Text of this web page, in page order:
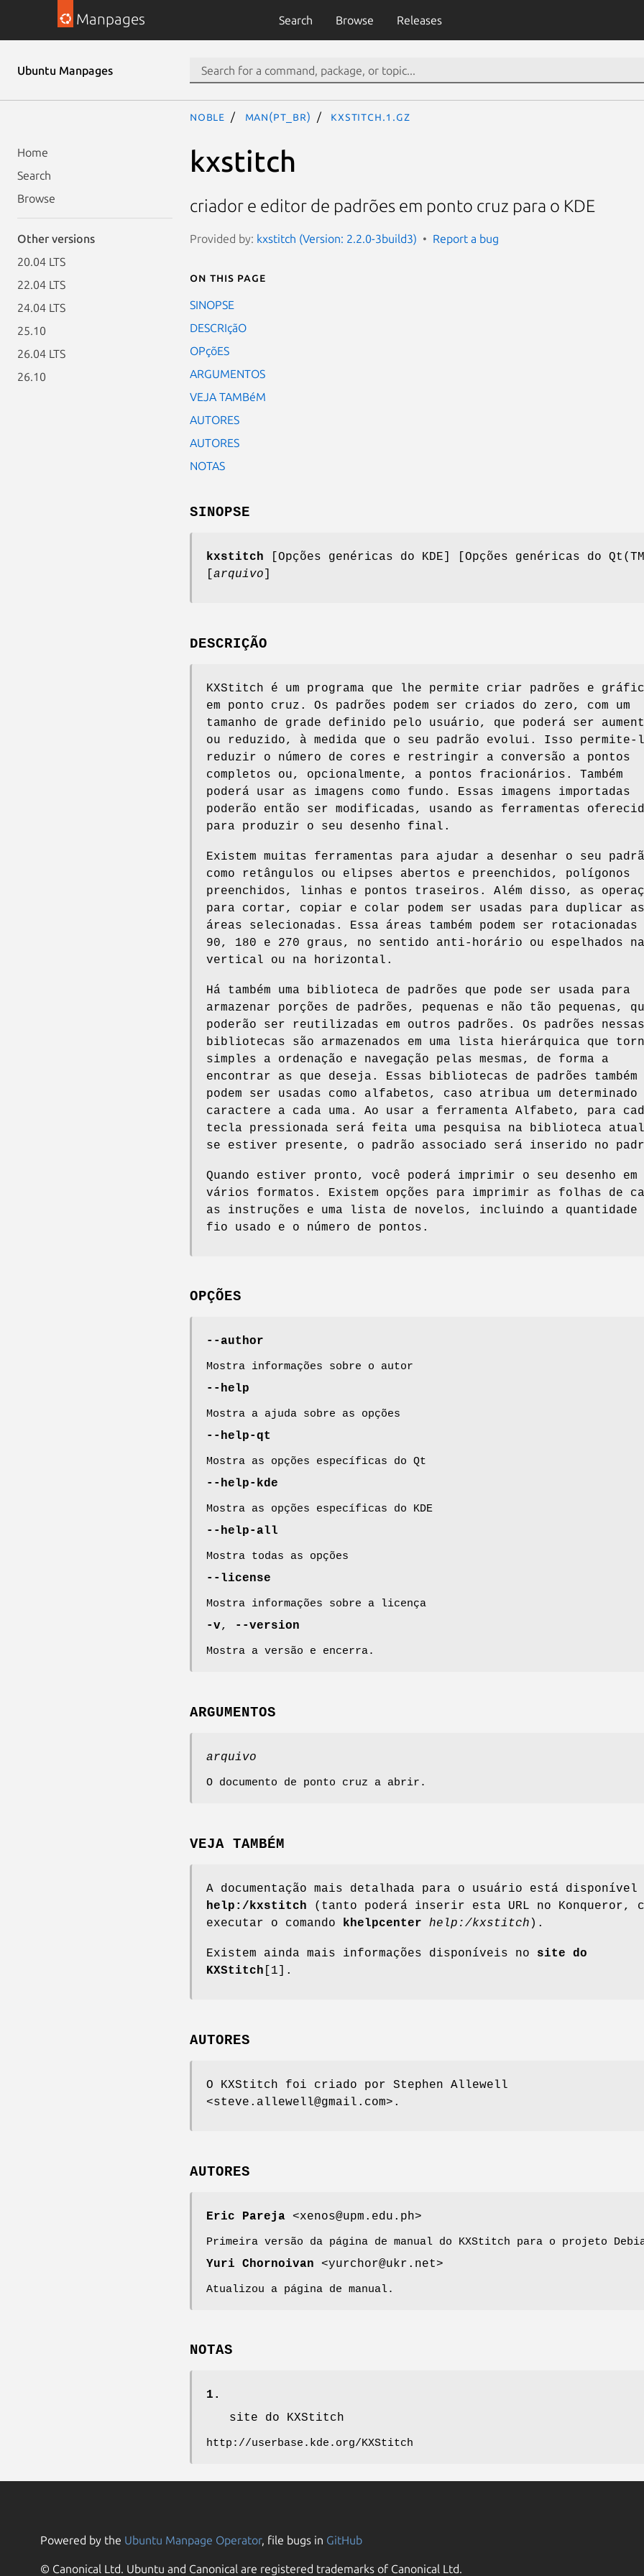
Manpages Search Browse Releases
Ubuntu Manpages
Home
Search
Browse
Other versions
20.04 LTS
22.04 LTS
24.04 LTS
25.10
26.04 LTS
26.10
noble man(pt_BR) kxstitch.1.gz
kxstitch
criador e editor de padrões em ponto cruz para o KDE
Provided by: kxstitch (Version: 2.2.0-3build3) Report a bug
On this page
SINOPSE
DESCRIçãO
OPçõES
ARGUMENTOS
VEJA TAMBéM
AUTORES
AUTORES
NOTAS
SINOPSE
kxstitch [Opções genéricas do KDE] [Opções genéricas do
arquivo
DESCRIÇÃO
KXStitch é um programa que lhe permite criar padrões e
em ponto cruz. Os padrões podem ser criados do zero, com um
tamanho de grade definido pelo usuário, que poderá ser
ou reduzido, à medida que o seu padrão evolui. Isso permite-
reduzir o número de cores e restringir a conversão a pontos
completos ou, opcionalmente, a pontos fracionários. Também
poderá usar as imagens como fundo. Essas imagens importadas
poderão então ser modificadas, usando as ferramentas
para produzir o seu desenho final.
Existem muitas ferramentas para ajudar a desenhar o seu
como retângulos ou elipses abertos e preenchidos, polígonos
preenchidos, linhas e pontos traseiros. Além disso, as
para cortar, copiar e colar podem ser usadas para duplicar as
áreas selecionadas. Essa áreas também podem ser rotacionadas
90, 180 e 270 graus, no sentido anti-horário ou espelhados na
vertical ou na horizontal.
Há também uma biblioteca de padrões que pode ser usada para
armazenar porções de padrões, pequenas e não tão pequenas,
poderão ser reutilizadas em outros padrões. Os padrões nessas
bibliotecas são armazenados em uma lista hierárquica que
simples a ordenação e navegação pelas mesmas, de forma a
encontrar as que deseja. Essas bibliotecas de padrões também
podem ser usadas como alfabetos, caso atribua um determinado
caractere a cada uma. Ao usar a ferramenta Alfabeto, para
tecla pressionada será feita uma pesquisa na biblioteca
se estiver presente, o padrão associado será inserido no
Quando estiver pronto, você poderá imprimir o seu desenho em
vários formatos. Existem opções para imprimir as folhas de
as instruções e uma lista de novelos, incluindo a quantidade
fio usado e o número de pontos.
OPÇÕES
--author
Mostra informações sobre o autor
--help
Mostra a ajuda sobre as opções
--help-qt
Mostra as opções específicas do Qt
--help-kde
Mostra as opções específicas do KDE
--help-all
Mostra todas as opções
--license
Mostra informações sobre a licença
-v, --version
Mostra a versão e encerra.
ARGUMENTOS
arquivo
O documento de ponto cruz a abrir.
VEJA TAMBÉM
A documentação mais detalhada para o usuário está disponível
help:/kxstitch (tanto poderá inserir esta URL no Konqueror,
executar o comando khelpcenter help:/kxstitch ).
Existem ainda mais informações disponíveis no site do
KXStitch [1].
AUTORES
O KXStitch foi criado por Stephen Allewell
<steve.allewell@gmail.com>.
AUTORES
Eric Pareja <xenos@upm.edu.ph>
Primeira versão da página de manual do KXStitch para o projeto
Yuri Chornoivan <yurchor@ukr.net>
Atualizou a página de manual.
NOTAS
1.
site do KXStitch
http://userbase.kde.org/KXStitch
Powered by the Ubuntu Manpage Operator, file bugs in GitHub
© Canonical Ltd. Ubuntu and Canonical are registered trademarks of Canonical Ltd.